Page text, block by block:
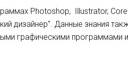
Photoshop,
Illustrator,
дизайнер". Данные знания
графическими программами